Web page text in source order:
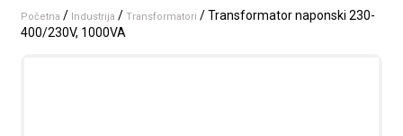
Početna / Industrija /Transformatori / Transformator naponski 230-
400/230V, 1000VA